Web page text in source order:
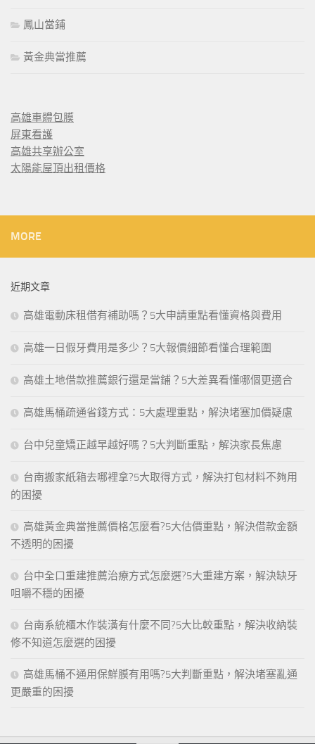
鳳山當鋪
黃金典當推薦
高雄車體包膜
屏東看護
高雄共享辦公室
太陽能屋頂出租價格
MORE
近期文章
高雄電動床租借有補助嗎？5大申請重點看懂資格與費用
高雄一日假牙費用是多少？5大報價細節看懂合理範圍
高雄土地借款推薦銀行還是當鋪？5大差異看懂哪個更適合
高雄馬桶疏通省錢方式：5大處理重點，解決堵塞加價疑慮
台中兒童矯正越早越好嗎？5大判斷重點，解決家長焦慮
台南搬家紙箱去哪裡拿?5大取得方式，解決打包材料不夠用
的困擾
高雄黃金典當推薦價格怎麼看?5大估價重點，解決借款金額
不透明的困擾
台中全口重建推薦治療方式怎麼選?5大重建方案，解決缺牙
咀嚼不穩的困擾
台南系統櫃木作裝潢有什麼不同?5大比較重點，解決收納裝
修不知道怎麼選的困擾
高雄馬桶不通用保鮮膜有用嗎?5大判斷重點，解決堵塞亂通
更嚴重的困擾